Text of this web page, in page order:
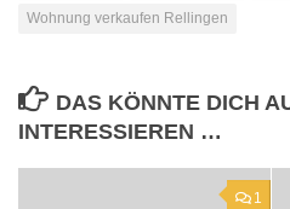
Wohnung verkaufen Rellingen
DAS KÖNNTE DICH
INTERESSIEREN …
1